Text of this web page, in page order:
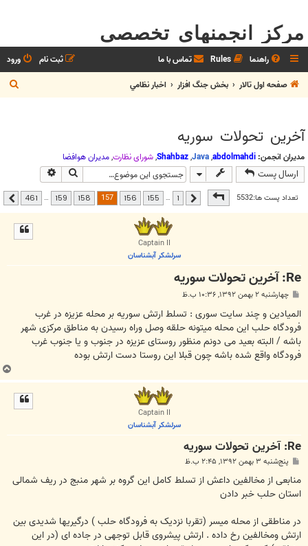
مرکز انجمنهای تخصصی
راهنما Rules تماس با ما ورود
ثبت نام
صفحه اول تالار
بخش جنگ افزار اخبار نظامي
ج
س
آخرين تحولات سوريه
مدیران انجمن: abdolmahdi
,
Java
,
Shahbaz
,شوراي نظارت,مديران هوافضا
ارسال پست جستجو
تعداد پست ها:5532
صفحه157
461 قبلی …
155
156
157
158
159
…
461 بعدی
Captain II
سرلشکر آبشناسان
Re: آخرين تحولات سوريه
پ
ت
چهارشنبه ۲ بهمن ۱۳۹۲, ۱۰:۳۶ ب.ظ
المیادین و چند سایت سوری : تسلط ارتش سوریه بر محله عزیزه در غرب
فرودگاه حلب این محله میتونه حلقه وصل وراه رسیدن به مناطق مرکزی شهر
باشه / البته بعید می دونم منظور روستای عزیزه در جنوب و یا جنوب غرب
فرودگاه واقع شده باشه چون قبلا این روستا دست ارتش بوده
ب
ا
Captain II
سرلشکر آبشناسان
Re: آخرين تحولات سوريه
پ
ت
پنج‌شنبه ۳ بهمن ۱۳۹۲, ۲:۴۵ ب.ظ
منابعی از مخالفین داعش از تسلط کامل این گروه بر شهر منبج در ریف شمالی
استان حلب خبر دادن
در مناطقی از محله میسر (تقربا نزدیک به فرودگاه حلب ) درگیریها شدیدی بین
ارتش ومخالفین رخ داده . ارتش پیشروی قابل توجهی در جاده ای (در این